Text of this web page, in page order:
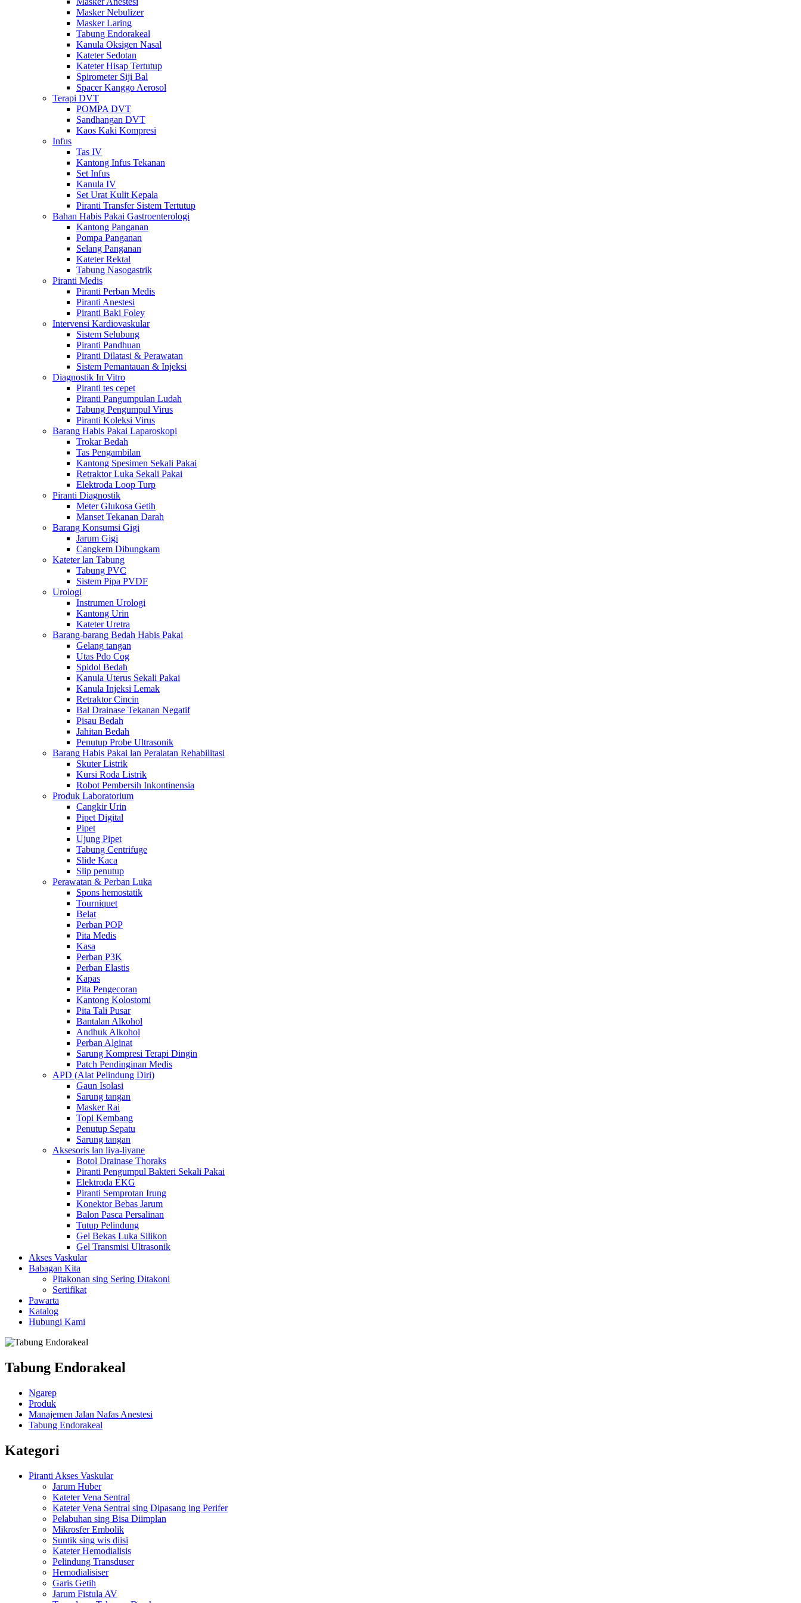
Masker Nebulizer
Masker Laring
Tabung Endorakeal
Kanula Oksigen Nasal
Kateter Sedotan
Kateter Hisap Tertutup
Spirometer Siji Bal
Spacer Kanggo Aerosol
Terapi DVT
POMPA DVT
Sandhangan DVT
Kaos Kaki Kompresi
Infus
Tas IV
Kantong Infus Tekanan
Set Infus
Kanula IV
Set Urat Kulit Kepala
Piranti Transfer Sistem Tertutup
Bahan Habis Pakai Gastroenterologi
Kantong Panganan
Pompa Panganan
Selang Panganan
Kateter Rektal
Tabung Nasogastrik
Piranti Medis
Piranti Perban Medis
Piranti Anestesi
Piranti Baki Foley
Intervensi Kardiovaskular
Sistem Selubung
Piranti Pandhuan
Piranti Dilatasi & Perawatan
Sistem Pemantauan & Injeksi
Diagnostik In Vitro
Piranti tes cepet
Piranti Pangumpulan Ludah
Tabung Pengumpul Virus
Piranti Koleksi Virus
Barang Habis Pakai Laparoskopi
Trokar Bedah
Tas Pengambilan
Kantong Spesimen Sekali Pakai
Retraktor Luka Sekali Pakai
Elektroda Loop Turp
Piranti Diagnostik
Meter Glukosa Getih
Manset Tekanan Darah
Barang Konsumsi Gigi
Jarum Gigi
Cangkem Dibungkam
Kateter lan Tabung
Tabung PVC
Sistem Pipa PVDF
Urologi
Instrumen Urologi
Kantong Urin
Kateter Uretra
Barang-barang Bedah Habis Pakai
Gelang tangan
Utas Pdo Cog
Spidol Bedah
Kanula Uterus Sekali Pakai
Kanula Injeksi Lemak
Retraktor Cincin
Bal Drainase Tekanan Negatif
Pisau Bedah
Jahitan Bedah
Penutup Probe Ultrasonik
Barang Habis Pakai lan Peralatan Rehabilitasi
Skuter Listrik
Kursi Roda Listrik
Robot Pembersih Inkontinensia
Produk Laboratorium
Cangkir Urin
Pipet Digital
Pipet
Ujung Pipet
Tabung Centrifuge
Slide Kaca
Slip penutup
Perawatan & Perban Luka
Spons hemostatik
Tourniquet
Belat
Perban POP
Pita Medis
Kasa
Perban P3K
Perban Elastis
Kapas
Pita Pengecoran
Kantong Kolostomi
Pita Tali Pusar
Bantalan Alkohol
Andhuk Alkohol
Perban Alginat
Sarung Kompresi Terapi Dingin
Patch Pendinginan Medis
APD (Alat Pelindung Diri)
Gaun Isolasi
Sarung tangan
Masker Rai
Topi Kembang
Penutup Sepatu
Sarung tangan
Aksesoris lan liya-liyane
Botol Drainase Thoraks
Piranti Pengumpul Bakteri Sekali Pakai
Elektroda EKG
Piranti Semprotan Irung
Konektor Bebas Jarum
Balon Pasca Persalinan
Tutup Pelindung
Gel Bekas Luka Silikon
Gel Transmisi Ultrasonik
Akses Vaskular
Babagan Kita
Pitakonan sing Sering Ditakoni
Sertifikat
Pawarta
Katalog
Hubungi Kami
Tabung Endorakeal
Ngarep
Produk
Manajemen Jalan Nafas Anestesi
Tabung Endorakeal
Kategori
Piranti Akses Vaskular
Jarum Huber
Kateter Vena Sentral
Kateter Vena Sentral sing Dipasang ing Perifer
Pelabuhan sing Bisa Diimplan
Mikrosfer Embolik
Suntik sing wis diisi
Kateter Hemodialisis
Pelindung Transduser
Hemodialisiser
Garis Getih
Jarum Fistula AV